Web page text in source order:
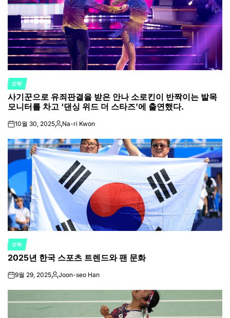
POSTED
IN
오락
사기꾼으로 유죄판결을 받은 안나 소로킨이 반짝이는 발목
모니터를 차고 ‘댄싱 위드 더 스타즈’에 출연했다.
on10월 30, 2025Posted
Na-ri Kwon
POSTED
IN
오락
2025년 한국 스포츠 트렌드와 팬 문화
on9월 29, 2025Posted
Joon-seo Han